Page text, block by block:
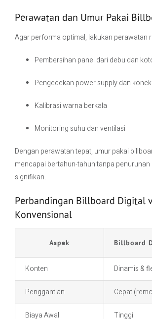
Perawatan dan Umur Pakai
Agar performa optimal, lakukan perawatan
Pembersihan panel dari debu dan
Pengecekan power supply dan
Kalibrasi warna berkala
Monitoring suhu dan ventilasi
Dengan perawatan tepat, umur pakai
mencapai bertahun-tahun tanpa penurunan
signifikan.
Perbandingan Billboard Digital
Konvensional
Aspek Billboard
Konten Dinamis &
Penggantian Cepat
Biaya Awal Tinggi